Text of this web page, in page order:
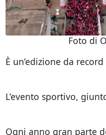
Foto di
È un’edizione da
L’evento sportivo,
Ogni anno gran parte